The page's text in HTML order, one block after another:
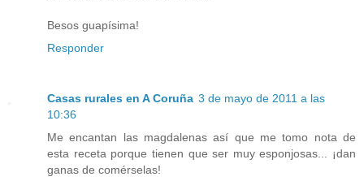
Besos guapísima!
Responder
Casas rurales en A Coruña 3 de mayo de 2011 a las
10:36
Me encantan las magdalenas así que me tomo nota de
esta receta porque tienen que ser muy esponjosas... ¡dan
ganas de comérselas!